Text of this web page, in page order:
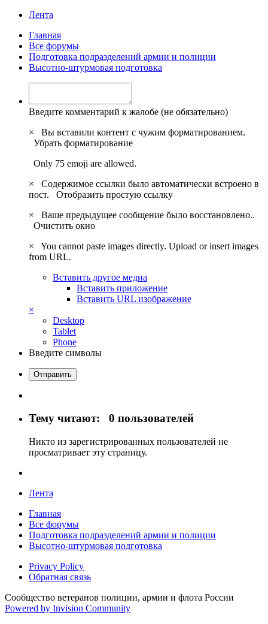
Лента
Главная
Все форумы
Подготовка подразделений армии и полиции
Высотно-штурмовая подготовка
Введите комментарий к жалобе (не обязательно)
×
Вы вставили контент с чужим форматированием.
Убрать форматирование
Only 75 emoji are allowed.
×
Содержимое ссылки было автоматически встроено в
пост. Отобразить простую ссылку
×
Ваше предыдущее сообщение было восстановлено..
Очистить окно
×
You cannot paste images directly. Upload or insert images
from URL.
Вставить другое медиа
Вставить приложение
Вставить URL изображение
×
Desktop
Tablet
Phone
Введите символы
Отправить
Тему читают: 0 пользователей
Никто из зарегистрированных пользователей не
просматривает эту страницу.
Лента
Главная
Все форумы
Подготовка подразделений армии и полиции
Высотно-штурмовая подготовка
Privacy Policy
Обратная связь
Сообщество ветеранов полиции, армии и флота России
Powered by Invision Community